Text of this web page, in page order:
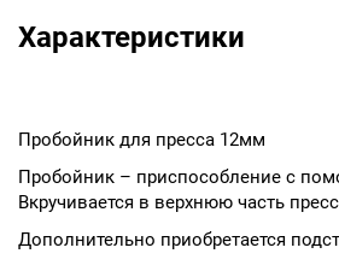
Характеристики
Пробойник для пресса 12мм
Пробойник – приспособление с
Вкручивается в верхнюю часть
Дополнительно приобретается